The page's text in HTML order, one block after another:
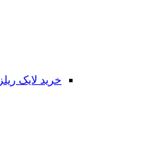
خرید لایک ریلز